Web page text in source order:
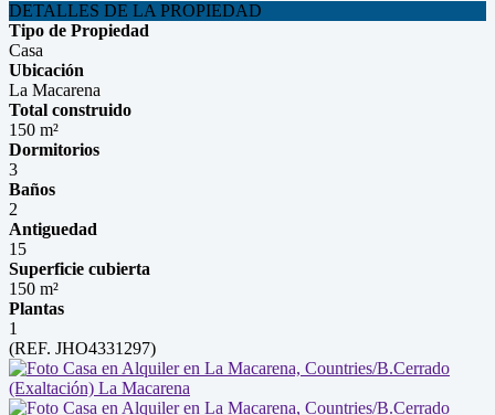
DETALLES DE LA PROPIEDAD
Tipo de Propiedad
Casa
Ubicación
La Macarena
Total construido
150 m²
Dormitorios
3
Baños
2
Antiguedad
15
Superficie cubierta
150 m²
Plantas
1
(REF. JHO4331297)